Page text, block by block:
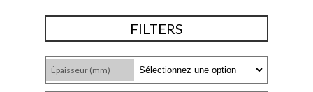
FILTERS
Épaisseur (mm)